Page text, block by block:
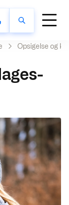
Opsigelse og